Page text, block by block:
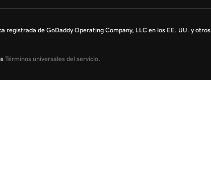
registrada de GoDaddy Operating Company, LLC en los EE. UU. y otros
Términos universales del servicio.